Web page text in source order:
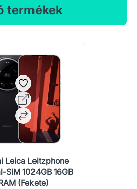
termékek
Leica Leitzphone
SIM 1024GB 16GB
(Fekete)